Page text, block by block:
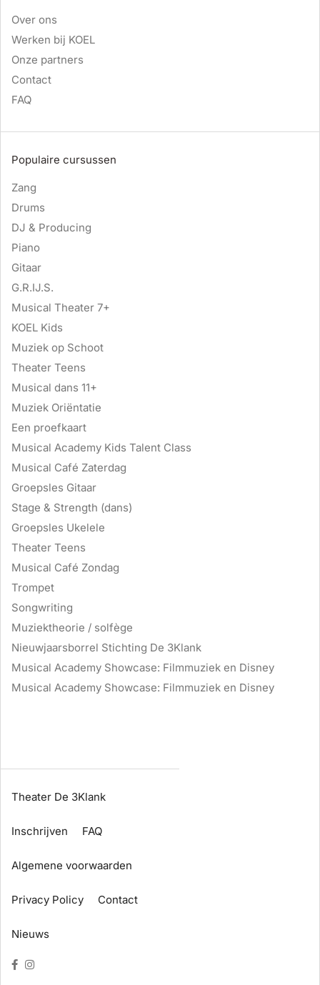
Over ons
Werken bij KOEL
Onze partners
Contact
FAQ
Populaire cursussen
Zang
Drums
DJ & Producing
Piano
Gitaar
G.R.IJ.S.
Musical Theater 7+
KOEL Kids
Muziek op Schoot
Theater Teens
Musical dans 11+
Muziek Oriëntatie
Een proefkaart
Musical Academy Kids Talent Class
Musical Café Zaterdag
Groepsles Gitaar
Stage & Strength (dans)
Groepsles Ukelele
Theater Teens
Musical Café Zondag
Trompet
Songwriting
Muziektheorie / solfège
Nieuwjaarsborrel Stichting De 3Klank
Musical Academy Showcase: Filmmuziek en Disney
Musical Academy Showcase: Filmmuziek en Disney
Theater De 3Klank
Inschrijven FAQ
Algemene voorwaarden
Privacy Policy Contact
Nieuws